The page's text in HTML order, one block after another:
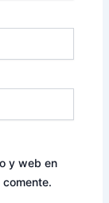
y web en